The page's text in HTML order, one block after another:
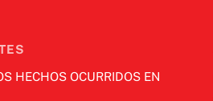
HECHOS OCURRIDOS EN